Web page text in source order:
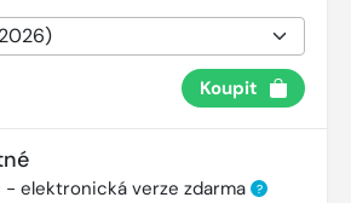
Koupit
- elektronická verze zdarma ?